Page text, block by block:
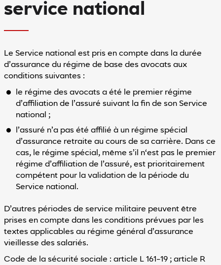
service national
Le Service national est pris en compte dans la durée
d’assurance du régime de base des avocats aux
conditions suivantes :
le régime des avocats a été le premier régime
d’affiliation de l’assuré suivant la fin de son Service
national ;
l’assuré n’a pas été affilié à un régime spécial
d’assurance retraite au cours de sa carrière. Dans ce
cas, le régime spécial, même s’il n‘est pas le premier
régime d’affiliation de l’assuré, est prioritairement
compétent pour la validation de la période du
Service national.
D’autres périodes de service militaire peuvent être
prises en compte dans les conditions prévues par les
textes applicables au régime général d’assurance
vieillesse des salariés.
Code de la sécurité sociale : article L 161-19 ; article R